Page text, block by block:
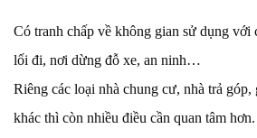
Có tranh chấp về không gian sử dụng với
lối đi, nơi dừng đỗ xe, an ninh…
Riêng các loại nhà chung cư, nhà trả góp,
khác thì còn nhiều điều cần quan tâm hơn.